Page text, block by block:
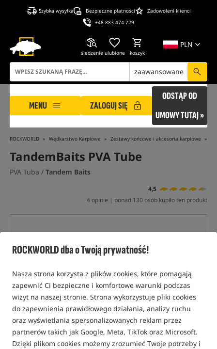
ROCKWORLD dba o Twoją prywatność!
Nasza strona korzysta z plików cookies, które pomagają
zapewnić Ci bezpieczne i komfortowe warunki podczas
wizyt na naszej stronie. Strona wykorzystuje pliki cookies
do zapewnienia prawidłowego działania, analizy ruchu
oraz wyświetlania spersonalizowanych reklam przez
partnerów takich jak Google, Meta, TikTok oraz Microsoft.
Dzięki plikom cookies możemy zrozumieć Twoje potrzeby i
Szybka wysyłka Bezpieczne płatności
Zadowoleni klienci
+48 883 474 729
PLN
śledzenie ulubione koszyk
zaawansowane
MENU ZALOGUJ SIĘ
ODSTĄP OD
UMOWY TUTAJ »
ROCKWORLD Wędkarstwo Karpiowe Zestawy końcowe i akcesoria karpiowe
TandemBaits PVA Tube
PVA Tuba / Tandem Baits
4,5
4 opinie | ponad 130 osób kupiło ten produkt